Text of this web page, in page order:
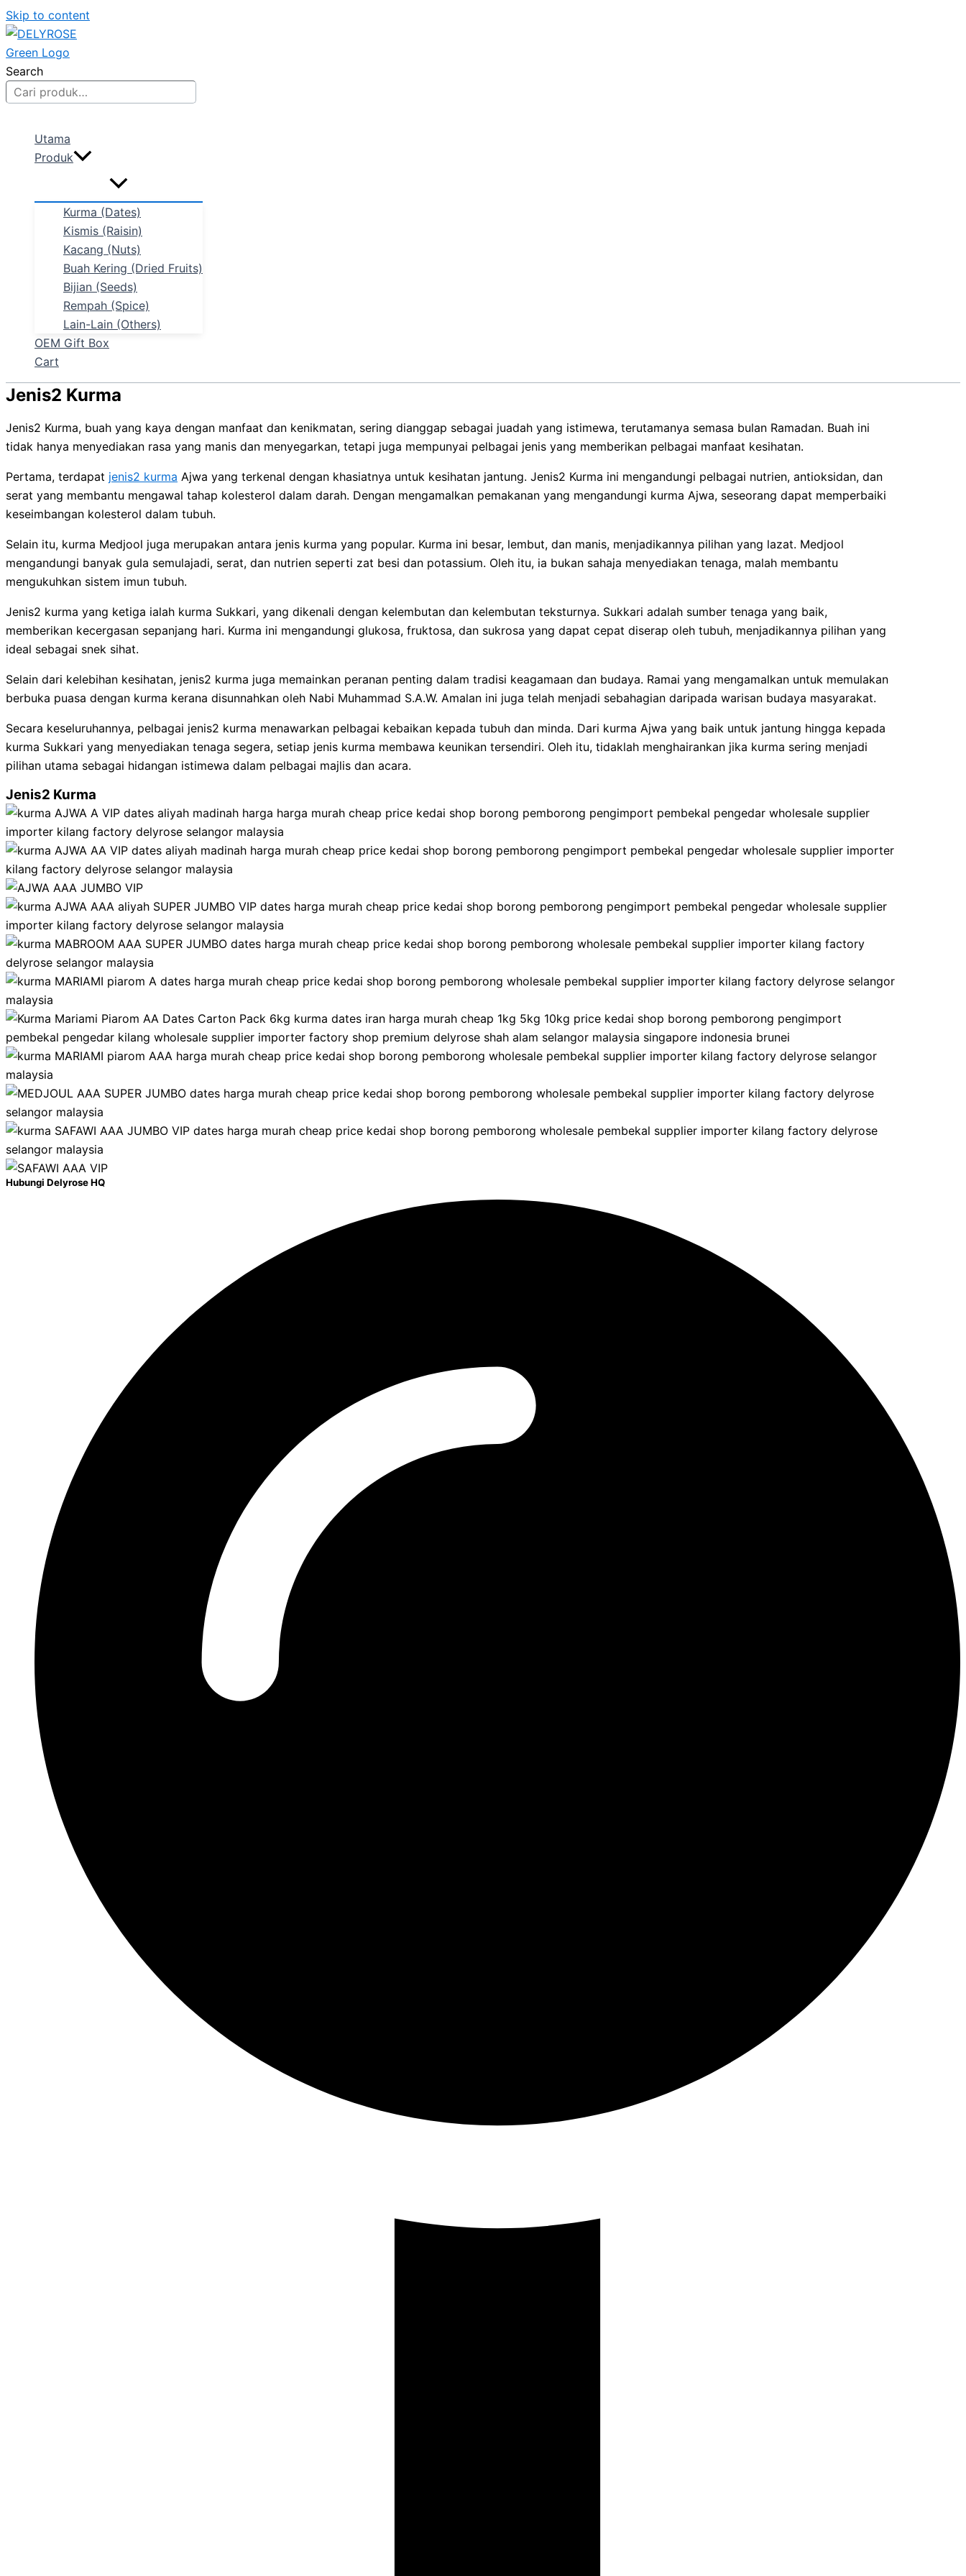
Skip to content
Search
Utama
Produk
Kurma (Dates)
Kismis (Raisin)
Kacang (Nuts)
Buah Kering (Dried Fruits)
Bijian (Seeds)
Rempah (Spice)
Lain-Lain (Others)
OEM Gift Box
Cart
Jenis2 Kurma
Jenis2 Kurma, buah yang kaya dengan manfaat dan kenikmatan, sering dianggap sebagai juadah yang istimewa, terutamanya semasa bulan Ramadan. Buah ini
tidak hanya menyediakan rasa yang manis dan menyegarkan, tetapi juga mempunyai pelbagai jenis yang memberikan pelbagai manfaat kesihatan.
Pertama, terdapat jenis2 kurma Ajwa yang terkenal dengan khasiatnya untuk kesihatan jantung. Jenis2 Kurma ini mengandungi pelbagai nutrien, antioksidan, dan
serat yang membantu mengawal tahap kolesterol dalam darah. Dengan mengamalkan pemakanan yang mengandungi kurma Ajwa, seseorang dapat memperbaiki
keseimbangan kolesterol dalam tubuh.
Selain itu, kurma Medjool juga merupakan antara jenis kurma yang popular. Kurma ini besar, lembut, dan manis, menjadikannya pilihan yang lazat. Medjool
mengandungi banyak gula semulajadi, serat, dan nutrien seperti zat besi dan potassium. Oleh itu, ia bukan sahaja menyediakan tenaga, malah membantu
mengukuhkan sistem imun tubuh.
Jenis2 kurma yang ketiga ialah kurma Sukkari, yang dikenali dengan kelembutan dan kelembutan teksturnya. Sukkari adalah sumber tenaga yang baik,
memberikan kecergasan sepanjang hari. Kurma ini mengandungi glukosa, fruktosa, dan sukrosa yang dapat cepat diserap oleh tubuh, menjadikannya pilihan yang
ideal sebagai snek sihat.
Selain dari kelebihan kesihatan, jenis2 kurma juga memainkan peranan penting dalam tradisi keagamaan dan budaya. Ramai yang mengamalkan untuk memulakan
berbuka puasa dengan kurma kerana disunnahkan oleh Nabi Muhammad S.A.W. Amalan ini juga telah menjadi sebahagian daripada warisan budaya masyarakat.
Secara keseluruhannya, pelbagai jenis2 kurma menawarkan pelbagai kebaikan kepada tubuh dan minda. Dari kurma Ajwa yang baik untuk jantung hingga kepada
kurma Sukkari yang menyediakan tenaga segera, setiap jenis kurma membawa keunikan tersendiri. Oleh itu, tidaklah menghairankan jika kurma sering menjadi
pilihan utama sebagai hidangan istimewa dalam pelbagai majlis dan acara.
Jenis2 Kurma
Hubungi Delyrose HQ